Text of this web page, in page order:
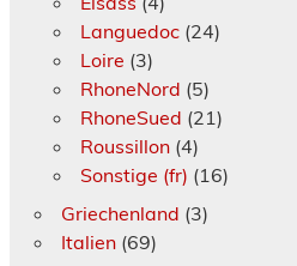
Languedoc(24)
Loire (3)
RhoneNord (5)
RhoneSued (21)
Roussillon(4)
Sonstige (fr) (16)
Griechenland (3)
Italien(69)